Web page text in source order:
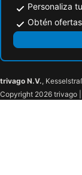
Personaliza
Obtén
trivago N.V.,
Copyright 2026 trivago